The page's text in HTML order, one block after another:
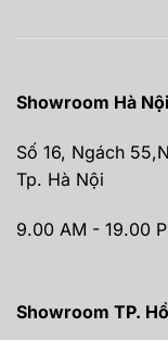
Showroom Hà Nội
Số 16, Ngách
Tp. Hà Nội
9.00 AM - 19.00
Showroom TP.